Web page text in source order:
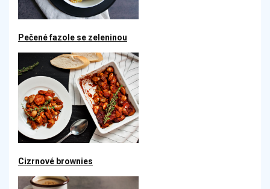
Pečené fazole se zeleninou
Cizrnové brownies